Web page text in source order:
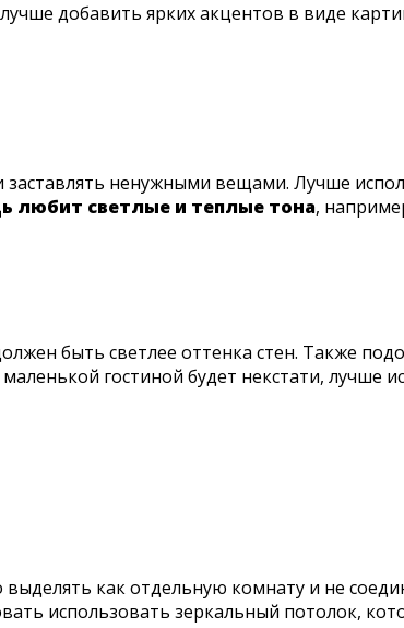
добавить ярких акцентов в виде
ненужными вещами. Лучше
любит светлые и теплые тона,
быть светлее оттенка стен. Также
гостиной будет некстати, лучше
как отдельную комнату и не
использовать зеркальный потолок,